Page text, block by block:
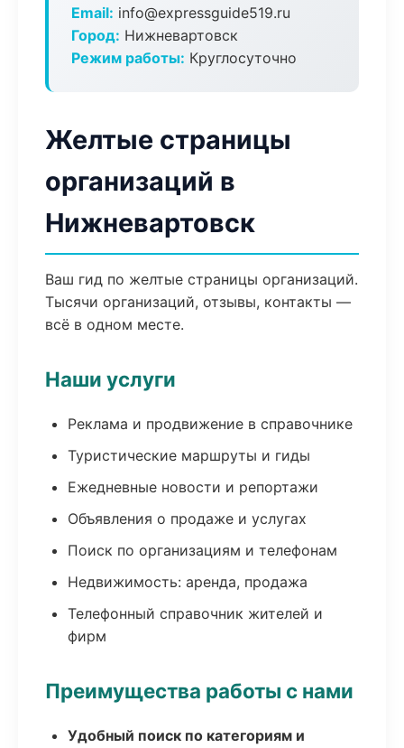
Email: info@expressguide519.ru
Город: Нижневартовск
Режим работы: Круглосуточно
Желтые страницы
организаций в
Нижневартовск
Ваш гид по желтые страницы организаций.
Тысячи организаций, отзывы, контакты —
всё в одном месте.
Наши услуги
Реклама и продвижение в справочнике
Туристические маршруты и гиды
Ежедневные новости и репортажи
Объявления о продаже и услугах
Поиск по организациям и телефонам
Недвижимость: аренда, продажа
Телефонный справочник жителей и
фирм
Преимущества работы с нами
Удобный поиск по категориям и